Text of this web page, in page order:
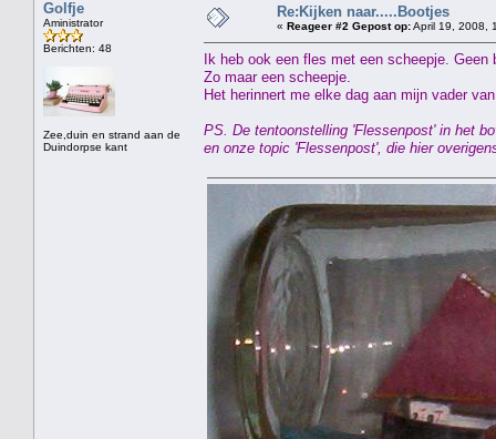
Golfje
Aministrator
Berichten: 48
Zee,duin en strand aan de
Duindorpse kant
Re:Kijken naar.....Bootjes
« Reageer #2 Gepost op:April 19, 2008,
Ik heb ook een fles met een scheepje. Geen
Zo maar een scheepje.
Het herinnert me elke dag aan mijn vader
PS. De tentoonstelling 'Flessenpost' in het
en onze topic 'Flessenpost', die hier